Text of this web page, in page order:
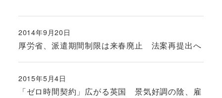
厚労省、派遣期間制限は来春廃止 法案再提出へ
投稿日
2014年9月20日
「ゼロ時間契約」広がる英国 景気好調の陰、雇
投稿日
2015年5月4日